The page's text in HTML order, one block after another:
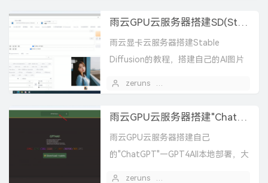
雨云GPU云服务器搭建SD(Stable Diffusion)的教程，搭建自己的AI绘画网站，AIGC
雨云显卡云服务器搭建Stable
Diffusion的教程，搭建自己的AI图片
zeruns
雨云GPU云服务器搭建"ChatGPT"—GPT4All本地部署
雨云GPU云服务器搭建自己
的"ChatGPT"—GPT4All本地部署，大
zeruns